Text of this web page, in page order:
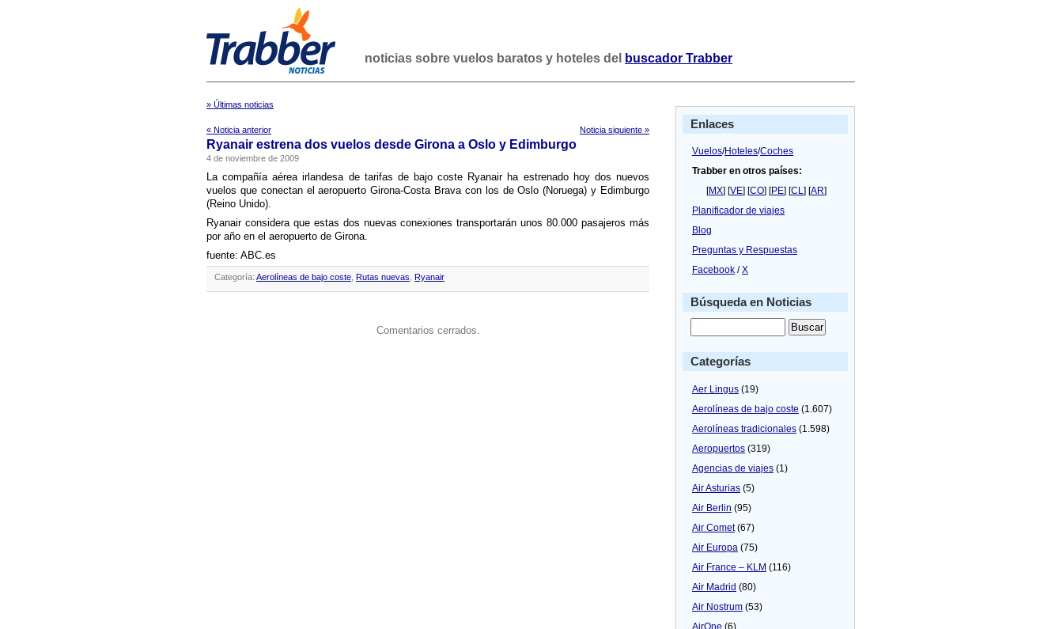
noticias sobre vuelos baratos y hoteles del buscador Trabber
» Últimas noticias
« Noticia anterior Noticia siguiente »
Ryanair estrena dos vuelos desde Girona a Oslo y Edimburgo
4 de noviembre de 2009
La compañí­a aérea irlandesa de tarifas de bajo coste Ryanair ha estrenado hoy dos nuevos
vuelos que conectan el aeropuerto Girona-Costa Brava con los de Oslo (Noruega) y Edimburgo
(Reino Unido).
Ryanair considera que estas dos nuevas conexiones transportarán unos 80.000 pasajeros más
por año en el aeropuerto de Girona.
fuente: ABC.es
Categoría: Aerolíneas de bajo coste Rutas nuevas Ryanair
Comentarios cerrados.
Enlaces
Vuelos/Hoteles/Coches
Trabber en otros países:
[MX] [VE] [CO] [PE] [CL] [AR]
Planificador de viajes
Blog
Preguntas y Respuestas
Facebook /X
Búsqueda en Noticias
Categorías
Aer Lingus (19)
Aerolíneas de bajo coste (1.607)
Aerolíneas tradicionales (1.598)
Aeropuertos (319)
Agencias de viajes (1)
Air Asturias (5)
Air Berlin (95)
Air Comet(67)
Air Europa (75)
Air France – KLM (116)
Air Madrid (80)
Air Nostrum (53)
AirOne (6)